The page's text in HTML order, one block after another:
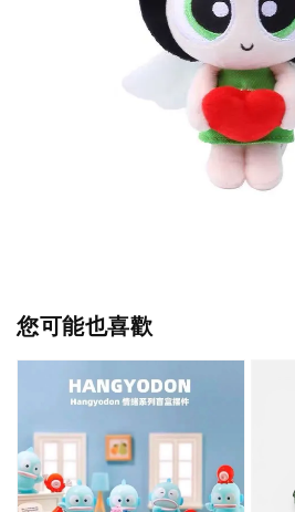
您可能也喜歡